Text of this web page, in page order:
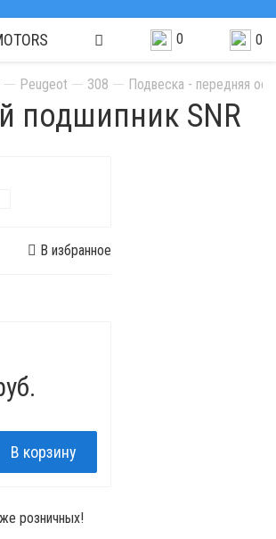
0 0
Peugeot 308 Подвеска - передняя ось
подшипник SNR
В избранное
розничных!